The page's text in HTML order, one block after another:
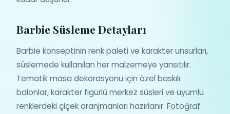
Barbie Süsleme Detayları
Barbie konseptinin renk paleti ve karakter unsurları,
süslemede kullanılan her malzemeye yansıtılır.
Tematik masa dekorasyonu için özel baskılı
balonlar, karakter figürlü merkez süsleri ve uyumlu
renklerdeki çiçek aranjmanları hazırlanır. Fotoğraf